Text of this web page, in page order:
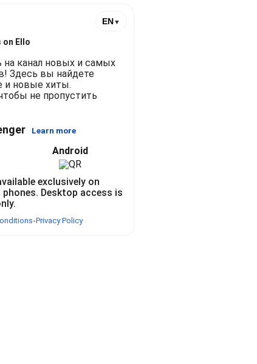
и новые хиты. Подписывайтесь, чтобы не
Ello
EN▼
канал новых и самых
Здесь вы найдете
и новые хиты.
не пропустить
Learn more
Android
exclusively on
phones. Desktop access is
•Privacy Policy